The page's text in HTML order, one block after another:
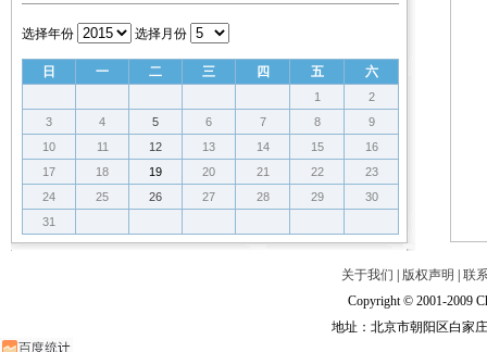
选择年份 选择月份
日 一 二 三 四 五 六
1
2
3
4 5 6 7 8
9
10
11 12 13 14 15
16
17
18 19 20 21 22
23
24
25 26 27 28 29
30
31
关于我们 版权声明
联
Copyright © 2001-2009
地址：北京市朝阳区白家